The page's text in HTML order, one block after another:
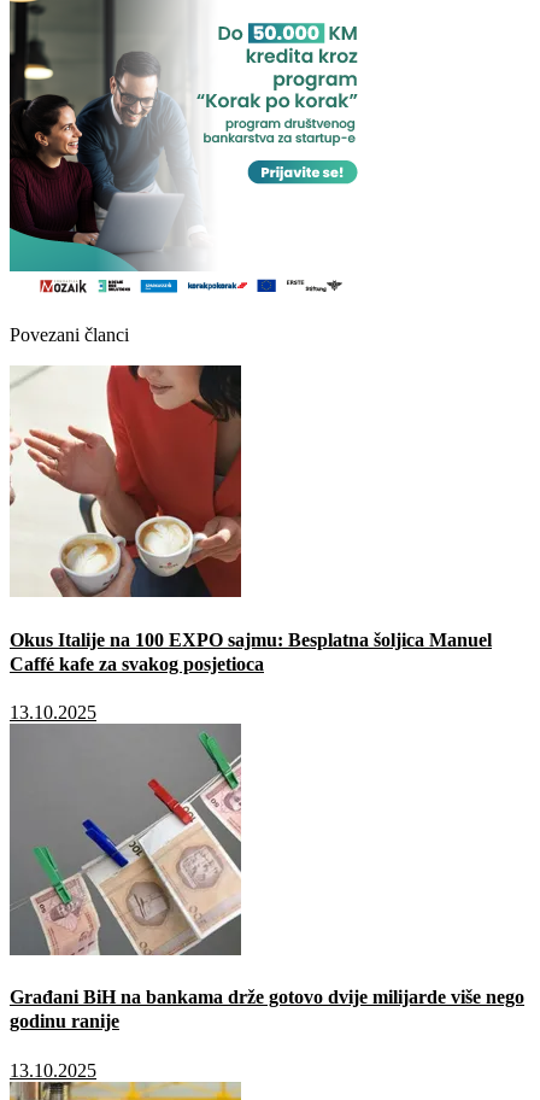
Povezani članci
Okus Italije na 100 EXPO sajmu: Besplatna šoljica Manuel
Caffé kafe za svakog posjetioca
13.10.2025
Građani BiH na bankama drže gotovo dvije milijarde više nego
godinu ranije
13.10.2025